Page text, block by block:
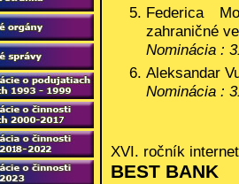
Federica
zahraničné
Nominácia :
Aleksandar
Nominácia :
XVI. ročník
BEST BANK